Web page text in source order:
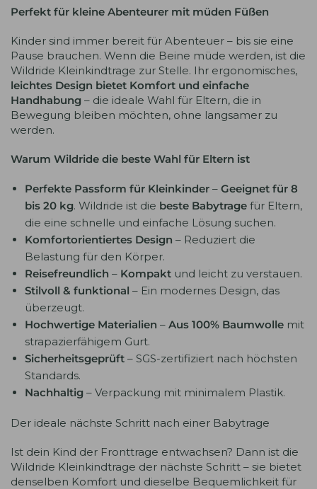
Perfekt für kleine Abenteurer mit müden Füßen
Kinder sind immer bereit für Abenteuer – bis sie eine
Pause brauchen. Wenn die Beine müde werden, ist die
Wildride Kleinkindtrage zur Stelle. Ihr ergonomisches,
leichtes Design bietet Komfort und einfache
Handhabung – die ideale Wahl für Eltern, die in
Bewegung bleiben möchten, ohne langsamer zu
werden.
Warum Wildride die beste Wahl für Eltern ist
Perfekte Passform für Kleinkinder – Geeignet für 8
bis 20 kg. Wildride ist die beste Babytrage für Eltern,
die eine schnelle und einfache Lösung suchen.
Komfortorientiertes Design – Reduziert die
Belastung für den Körper.
Reisefreundlich – Kompakt und leicht zu verstauen.
Stilvoll & funktional – Ein modernes Design, das
überzeugt.
Hochwertige Materialien – Aus 100% Baumwolle mit
strapazierfähigem Gurt.
Sicherheitsgeprüft – SGS-zertifiziert nach höchsten
Standards.
Nachhaltig – Verpackung mit minimalem Plastik.
Der ideale nächste Schritt nach einer Babytrage
Ist dein Kind der Fronttrage entwachsen? Dann ist die
Wildride Kleinkindtrage der nächste Schritt – sie bietet
denselben Komfort und dieselbe Bequemlichkeit für